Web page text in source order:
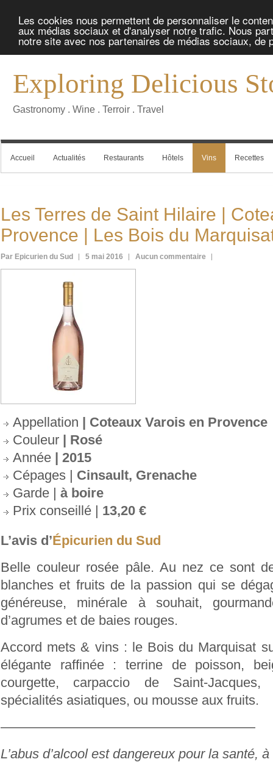
Les cookies nous permettent de personnaliser le
aux médias sociaux et d'analyser notre trafic. Nous
notre site avec nos partenaires de médias sociaux, de
Exploring Delicious
Gastronomy . Wine . Terroir . Travel
Accueil Actualités Restaurants Hôtels Vins Recettes
Les Terres de Saint Hilaire |
Provence | Les Bois du
Par Epicurien du Sud 5 mai 2016 Aucun commentaire
Appellation | Coteaux Varois en Provence
Couleur | Rosé
Année | 2015
Cépages | Cinsault, Grenache
Garde | à boire
Prix conseillé | 13,20 €
L’avis d’Épicurien du Sud
Belle couleur rosée pâle. Au nez ce sont
blanches et fruits de la passion qui se
généreuse, minérale à souhait,
d’agrumes et de baies rouges.
Accord mets & vins : le Bois du Marquisat
élégante raffinée : terrine de poisson,
courgette, carpaccio de Saint-Jacques,
spécialités asiatiques, ou mousse aux fruits.
———————————————————
L’abus d’alcool est dangereux pour la santé,